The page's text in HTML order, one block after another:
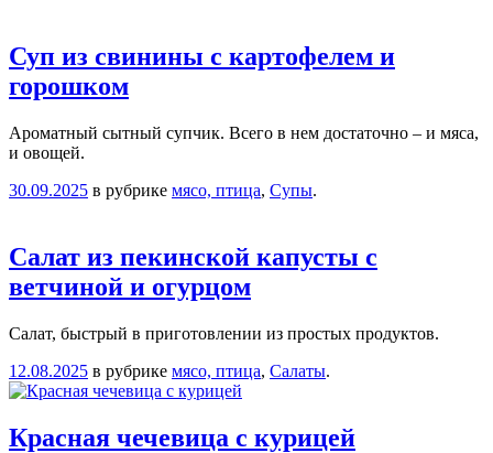
Суп из свинины с картофелем и
горошком
Ароматный сытный супчик. Всего в нем достаточно – и мяса,
и овощей.
30.09.2025 в рубрике мясо, птица, Супы.
Салат из пекинской капусты с
ветчиной и огурцом
Салат, быстрый в приготовлении из простых продуктов.
12.08.2025 в рубрике мясо, птица, Салаты.
Красная чечевица с курицей